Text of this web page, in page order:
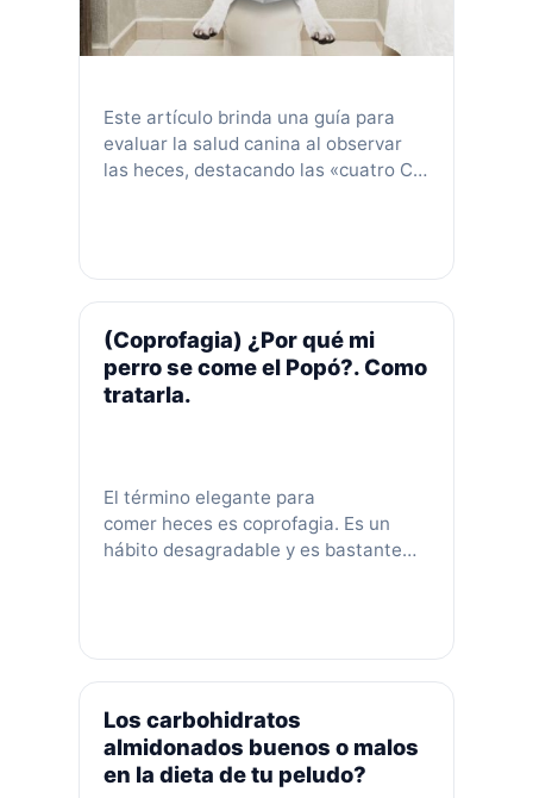
Este artículo brinda una guía para
evaluar la salud canina al observar
las heces, destacando las «cuatro C»:
heces anormales o cambios
significativos, resaltando la
importancia del monitoreo para la
pronta detección y tratamiento de
problemas de salud.
(Coprofagia) ¿Por qué mi
perro se come el Popó?. Como
tratarla.
El término elegante para
comer heces es coprofagia. Es un
hábito desagradable y es bastante
introducir algunos parásitos internos
en el cuerpo de tu peludo. Causas de
la coprofagia en perro
Razones médicas y físicas de
la coprofagia en perros:
Parásitos intestinales: los parásitos s
Los carbohidratos
almidonados buenos o malos
en la dieta de tu peludo?